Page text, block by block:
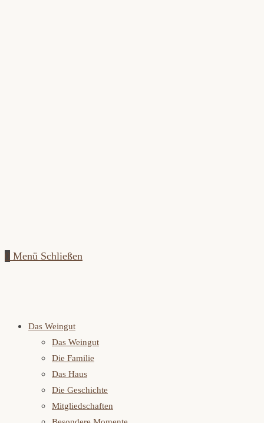
0 Menü Schließen
Das Weingut
Das Weingut
Die Familie
Das Haus
Die Geschichte
Mitgliedschaften